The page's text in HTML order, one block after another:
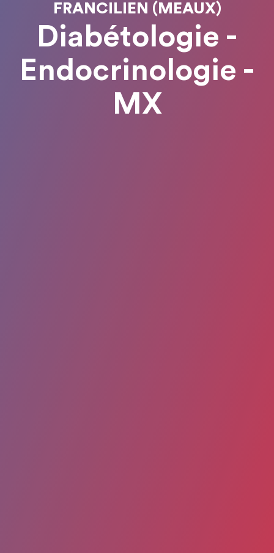
FRANCILIEN (MEAUX)
Diabétologie -
Endocrinologie -
MX